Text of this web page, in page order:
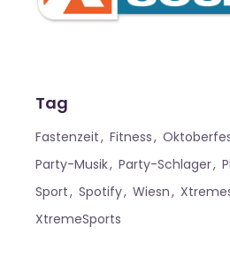
Tag
Fastenzeit Fitness
Party-Musik
Party-Schlager
Sport
Spotify Wiesn
XtremeSports